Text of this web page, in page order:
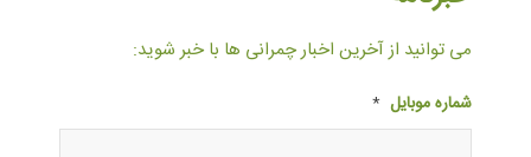
می توانید از آخرین اخبار چمرانی ها با خبر شوید:
شماره موبایل *